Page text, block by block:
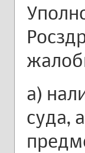
а)
суда,